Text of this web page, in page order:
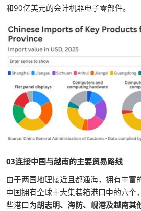
和90亿美元的会计机器电子零部件。
03连接中国与越南的主要贸易路线
由于两国地理接近且都通海，拥有丰富
中国拥有全球十大集装箱港口中的六个
些港口为胡志明、海防、岘港及越南其